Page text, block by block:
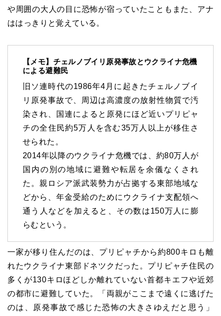
や周囲の大人の目に恐怖が宿っていたこともまた、アナ
ははっきりと覚えている。
【メモ】チェルノブイリ原発事故とウクライナ危機
による避難民
旧ソ連時代の1986年4月に起きたチェルノブイ
リ原発事故で、周辺は高濃度の放射性物質で汚
染され、国連によると原発にほど近いプリピャ
チの全住民約5万人を含む35万人以上が移住さ
せられた。
2014年以降のウクライナ危機では、約80万人が
国内の別の地域に避難や転居を余儀なくされ
た。親ロシア派武装勢力が占拠する東部地域な
どから、年金受給のためにウクライナ支配領へ
通う人などを加えると、その数は150万人に膨
らむという。
一家が移り住んだのは、プリピャチから約800キロも離
れたウクライナ東部ドネツクだった。プリピャチ住民の
多くが130キロほどしか離れていない首都キエフや近郊
の都市に避難していた。「両親がここまで遠くに逃げた
のは、原発事故で感じた恐怖の大きさゆえだと思う」